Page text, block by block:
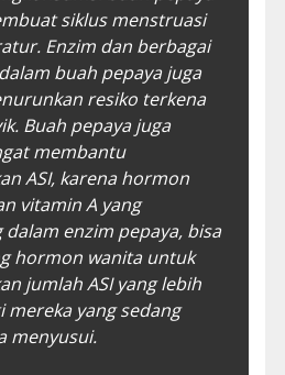
siklus menstruasi
Enzim dan berbagai
buah pepaya juga
resiko terkena
Buah pepaya juga
membantu
ASI, karena hormon
vitamin A yang
enzim pepaya, bisa
hormon wanita untuk
jumlah ASI yang lebih
mereka yang sedang
menyusui.